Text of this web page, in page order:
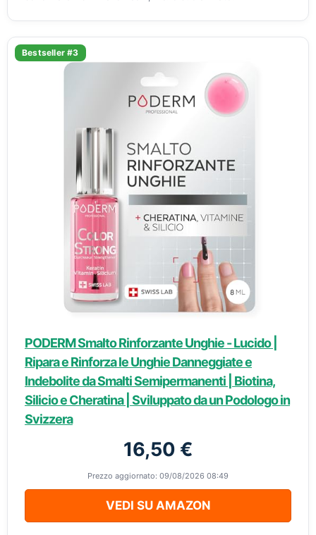
Bestseller #3
PODERM Smalto Rinforzante Unghie - Lucido |
Ripara e Rinforza le Unghie Danneggiate e
Indebolite da Smalti Semipermanenti | Biotina,
Silicio e Cheratina | Sviluppato da un Podologo in
Svizzera
16,50 €
Prezzo aggiornato: 09/08/2026 08:49
VEDI SU AMAZON